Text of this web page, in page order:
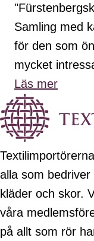
Samling med
för den som
mycket
Läs mer
alla som
kläder och skor.
våra
på allt som rör